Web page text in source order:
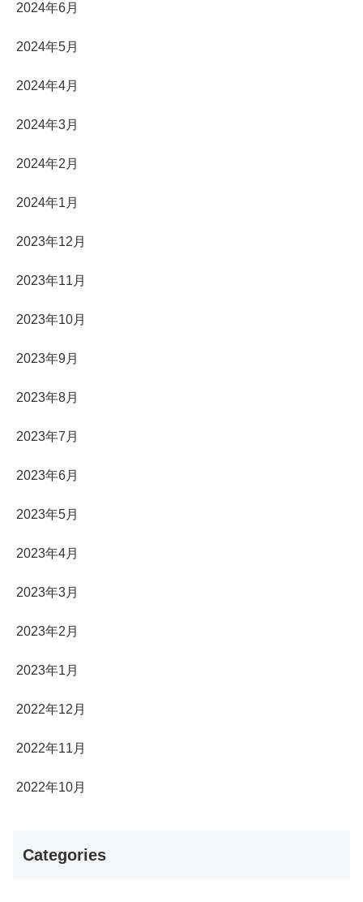
2024年6月
2024年5月
2024年4月
2024年3月
2024年2月
2024年1月
2023年12月
2023年11月
2023年10月
2023年9月
2023年8月
2023年7月
2023年6月
2023年5月
2023年4月
2023年3月
2023年2月
2023年1月
2022年12月
2022年11月
2022年10月
Categories